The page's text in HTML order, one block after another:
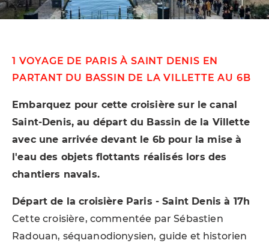
1 VOYAGE DE PARIS À SAINT DENIS EN
PARTANT DU BASSIN DE LA VILLETTE AU 6B
Embarquez pour cette croisière sur le canal
Saint-Denis, au départ du Bassin de la Villette
avec une arrivée devant le 6b pour la mise à
l'eau des objets flottants réalisés lors des
chantiers navals.
Départ de la croisière Paris - Saint Denis à 17h
Cette croisière, commentée par Sébastien
Radouan, séquanodionysien, guide et historien